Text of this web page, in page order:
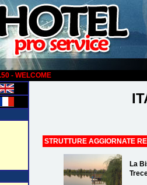
- WELCOME
STRUTTURE AGGIORNATE
La